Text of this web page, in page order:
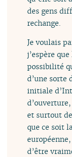
des gens
rechange.
Je voulais
j’espère
possibilité
d’une sorte
initiale
et surtout
que ce soit
d’être